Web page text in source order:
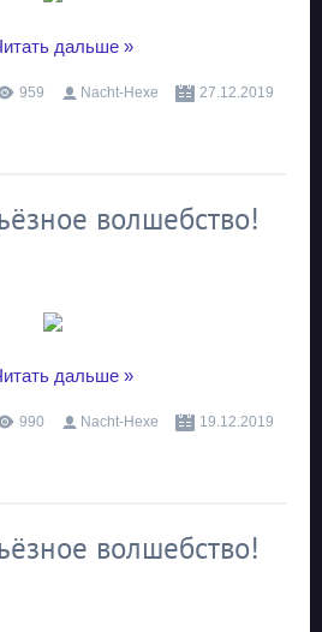
дальше »
959 Nacht-Hexe
27.12.2019
волшебство!
дальше »
990 Nacht-Hexe
19.12.2019
волшебство!